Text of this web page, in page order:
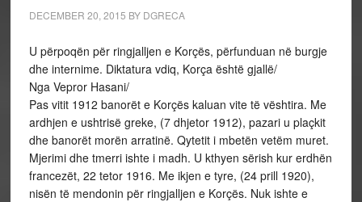
DECEMBER 20, 2015 BY DGRECA
U përpoqën për ringjalljen e Korçës, përfunduan në burgje
dhe internime. Diktatura vdiq, Korça është gjallë/
Nga Vepror Hasani/
Pas vitit 1912 banorët e Korçës kaluan vite të vështira. Me
ardhjen e ushtrisë greke, (7 dhjetor 1912), pazari u plaçkit
dhe banorët morën arratinë. Qytetit i mbetën vetëm muret.
Mjerimi dhe tmerri ishte i madh. U kthyen sërish kur erdhën
francezët, 22 tetor 1916. Me ikjen e tyre, (24 prill 1920),
nisën të mendonin për ringjalljen e Korçës. Nuk ishte e